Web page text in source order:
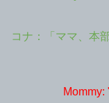
コナ：「ママ、本